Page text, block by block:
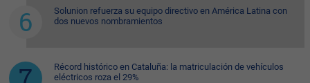
Solunion refuerza su equipo directivo en América Latina con
dos nuevos nombramientos
Récord histórico en Cataluña: la matriculación de vehículos
eléctricos roza el 29%